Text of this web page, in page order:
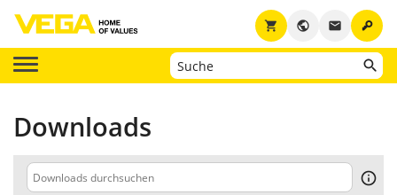
key
email
public
shopping_cart
Downloads